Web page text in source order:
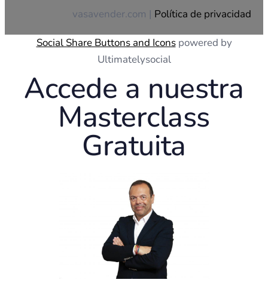
vasavender.com | Política de privacidad
Social Share Buttons and Iconspowered by
Ultimatelysocial
Accede a nuestra
Masterclass
Gratuita